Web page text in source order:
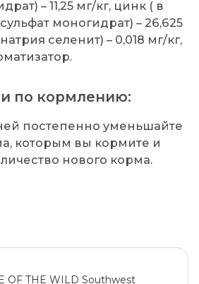
– 11,25 мг/кг, цинк ( в
моногидрат) – 26,625
селенит) – 0,018 мг/кг,
по кормлению:
постепенно уменьшайте
которым вы кормите и
нового корма.
OF THE WILD Southwest